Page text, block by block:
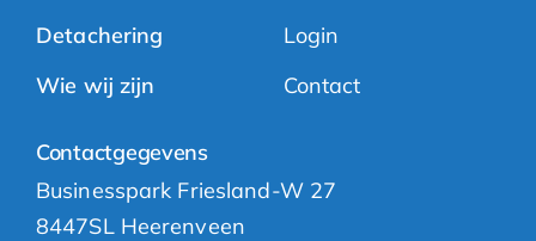
Detachering
Wie wij zijn
Login
Contact
Contactgegevens
Businesspark Friesland-W 27
8447SL Heerenveen